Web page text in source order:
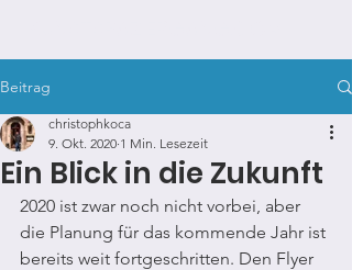
Beitrag
Ein Blick in die Zukunft
christophkoca
9. Okt. 2020 1 Min. Lesezeit
2020 ist zwar noch nicht vorbei, aber
die Planung für das kommende Jahr ist
bereits weit fortgeschritten. Den Flyer